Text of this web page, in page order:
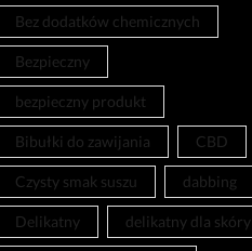
Bez dodatków chemicznych
Bezpieczny
bezpieczny produkt
Bibułki do zawijania CBD
Czysty smak suszu dabbing
Delikatny delikatny dla skóry